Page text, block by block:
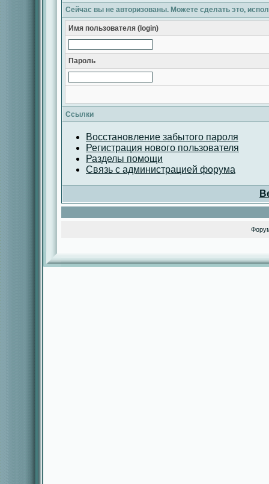
Сейчас вы не авторизованы. Можете сделать это,
Имя пользователя (login)
Пароль
Ссылки
Восстановление забытого пароля
Регистрация нового пользователя
Разделы помощи
Связь с администрацией форума